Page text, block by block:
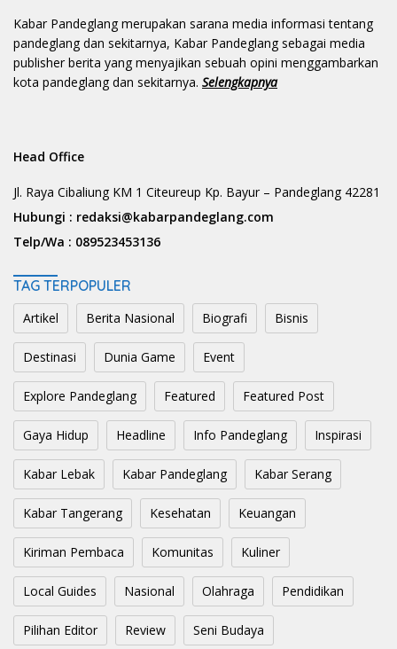
Kabar Pandeglang merupakan sarana media informasi tentang
pandeglang dan sekitarnya, Kabar Pandeglang sebagai media
publisher berita yang menyajikan sebuah opini menggambarkan
kota pandeglang dan sekitarnya. Selengkapnya
Head Office
Jl. Raya Cibaliung KM 1 Citeureup Kp. Bayur – Pandeglang 42281
Hubungi : redaksi@kabarpandeglang.com
Telp/Wa : 089523453136
TAG TERPOPULER
Artikel Berita Nasional Biografi Bisnis
Destinasi Dunia Game Event
Explore Pandeglang Featured Featured Post
Gaya Hidup Headline Info Pandeglang Inspirasi
Kabar Lebak Kabar Pandeglang Kabar Serang
Kabar Tangerang Kesehatan Keuangan
Kiriman Pembaca Komunitas Kuliner
Local Guides Nasional Olahraga Pendidikan
Pilihan Editor Review Seni Budaya